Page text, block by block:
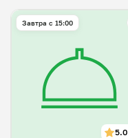
Завтра c 15:00
5.0